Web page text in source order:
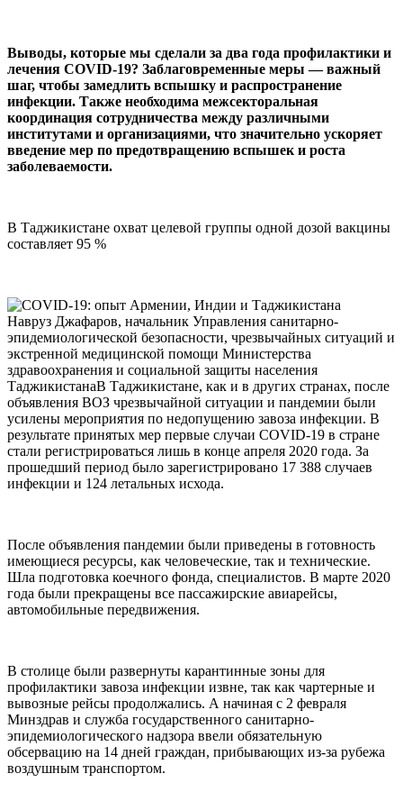
Выводы, которые мы сделали за два года профилактики и
лечения COVID-19? Заблаговременные меры — важный
шаг, чтобы замедлить вспышку и распространение
инфекции. Также необходима межсекторальная
координация сотрудничества между различными
институтами и организациями, что значительно ускоряет
введение мер по предотвращению вспышек и роста
заболеваемости.
В Таджикистане охват целевой группы одной дозой вакцины
составляет 95 %
Навруз Джафаров, начальник Управления санитарно-
эпидемиологической безопасности, чрезвычайных ситуаций и
экстренной медицинской помощи Министерства
здравоохранения и социальной защиты населения
ТаджикистанаВ Таджикистане, как и в других странах, после
объявления ВОЗ чрезвычайной ситуации и пандемии были
усилены мероприятия по недопущению завоза инфекции. В
результате принятых мер первые случаи COVID-19 в стране
стали регистрироваться лишь в конце апреля 2020 года. За
прошедший период было зарегистрировано 17 388 случаев
инфекции и 124 летальных исхода.
После объявления пандемии были приведены в готовность
имеющиеся ресурсы, как человеческие, так и технические.
Шла подготовка коечного фонда, специалистов. В марте 2020
года были прекращены все пассажирские авиарейсы,
автомобильные передвижения.
В столице были развернуты карантинные зоны для
профилактики завоза инфекции извне, так как чартерные и
вывозные рейсы продолжались. А начиная с 2 февраля
Минздрав и служба государственного санитарно-
эпидемиологического надзора ввели обязательную
обсервацию на 14 дней граждан, прибывающих из-за рубежа
воздушным транспортом.